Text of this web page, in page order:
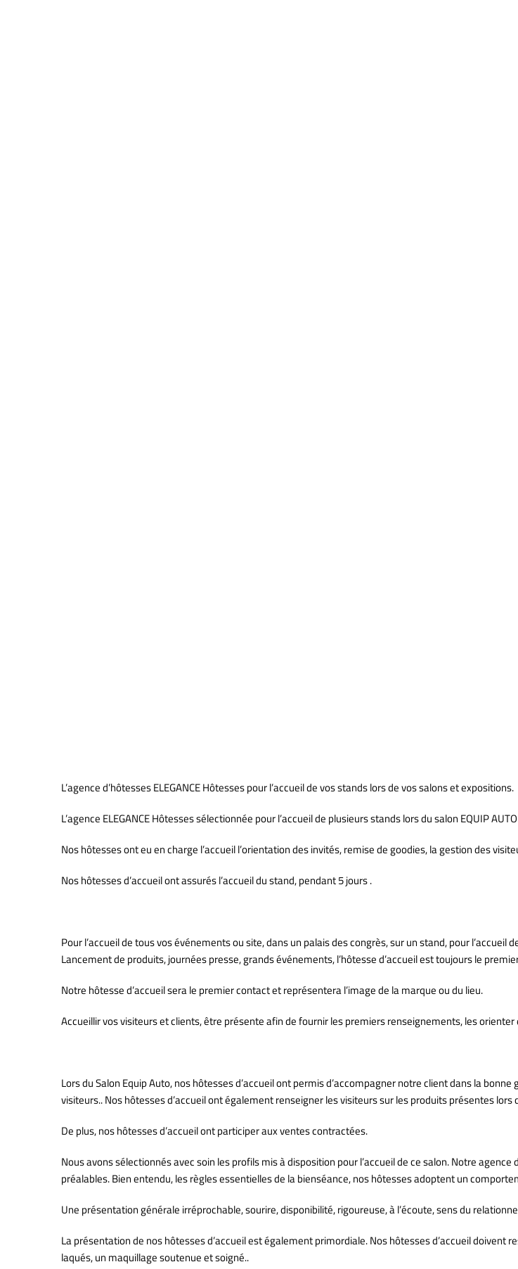
L’agence d’hôtesses ELEGANCE Hôtesses pour l’accueil de vos stands lors de vos salons et expositions.
L’agence ELEGANCE Hôtesses sélectionnée pour l’accueil de plusieurs stands lors du salon EQUIP
Nos hôtesses ont eu en charge l’accueil l’orientation des invités, remise de goodies, la gestion des
Nos hôtesses d’accueil ont assurés l’accueil du stand, pendant 5 jours .
Pour l’accueil de tous vos événements ou site, dans un palais des congrès, sur un stand, pour
Lancement de produits, journées presse, grands événements, l’hôtesse d’accueil est toujours le
Notre hôtesse d’accueil sera le premier contact et représentera l’image de la marque ou du lieu.
Accueillir vos visiteurs et clients, être présente afin de fournir les premiers renseignements, les
Lors du Salon Equip Auto, nos hôtesses d’accueil ont permis d’accompagner notre client dans la
visiteurs.. Nos hôtesses d’accueil ont également renseigner les visiteurs sur les produits présentes lors
De plus, nos hôtesses d’accueil ont participer aux ventes contractées.
Nous avons sélectionnés avec soin les profils mis à disposition pour l’accueil de ce salon. Notre
préalables. Bien entendu, les règles essentielles de la bienséance, nos hôtesses adoptent un
Une présentation générale irréprochable, sourire, disponibilité, rigoureuse, à l’écoute, sens du
La présentation de nos hôtesses d’accueil est également primordiale. Nos hôtesses d’accueil
laqués, un maquillage soutenue et soigné..